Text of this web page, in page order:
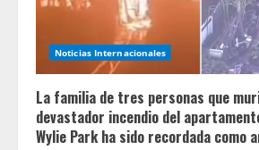
Noticias Internacionales
La familia de tres personas que
devastador incendio del
Wylie Park ha sido recordada como